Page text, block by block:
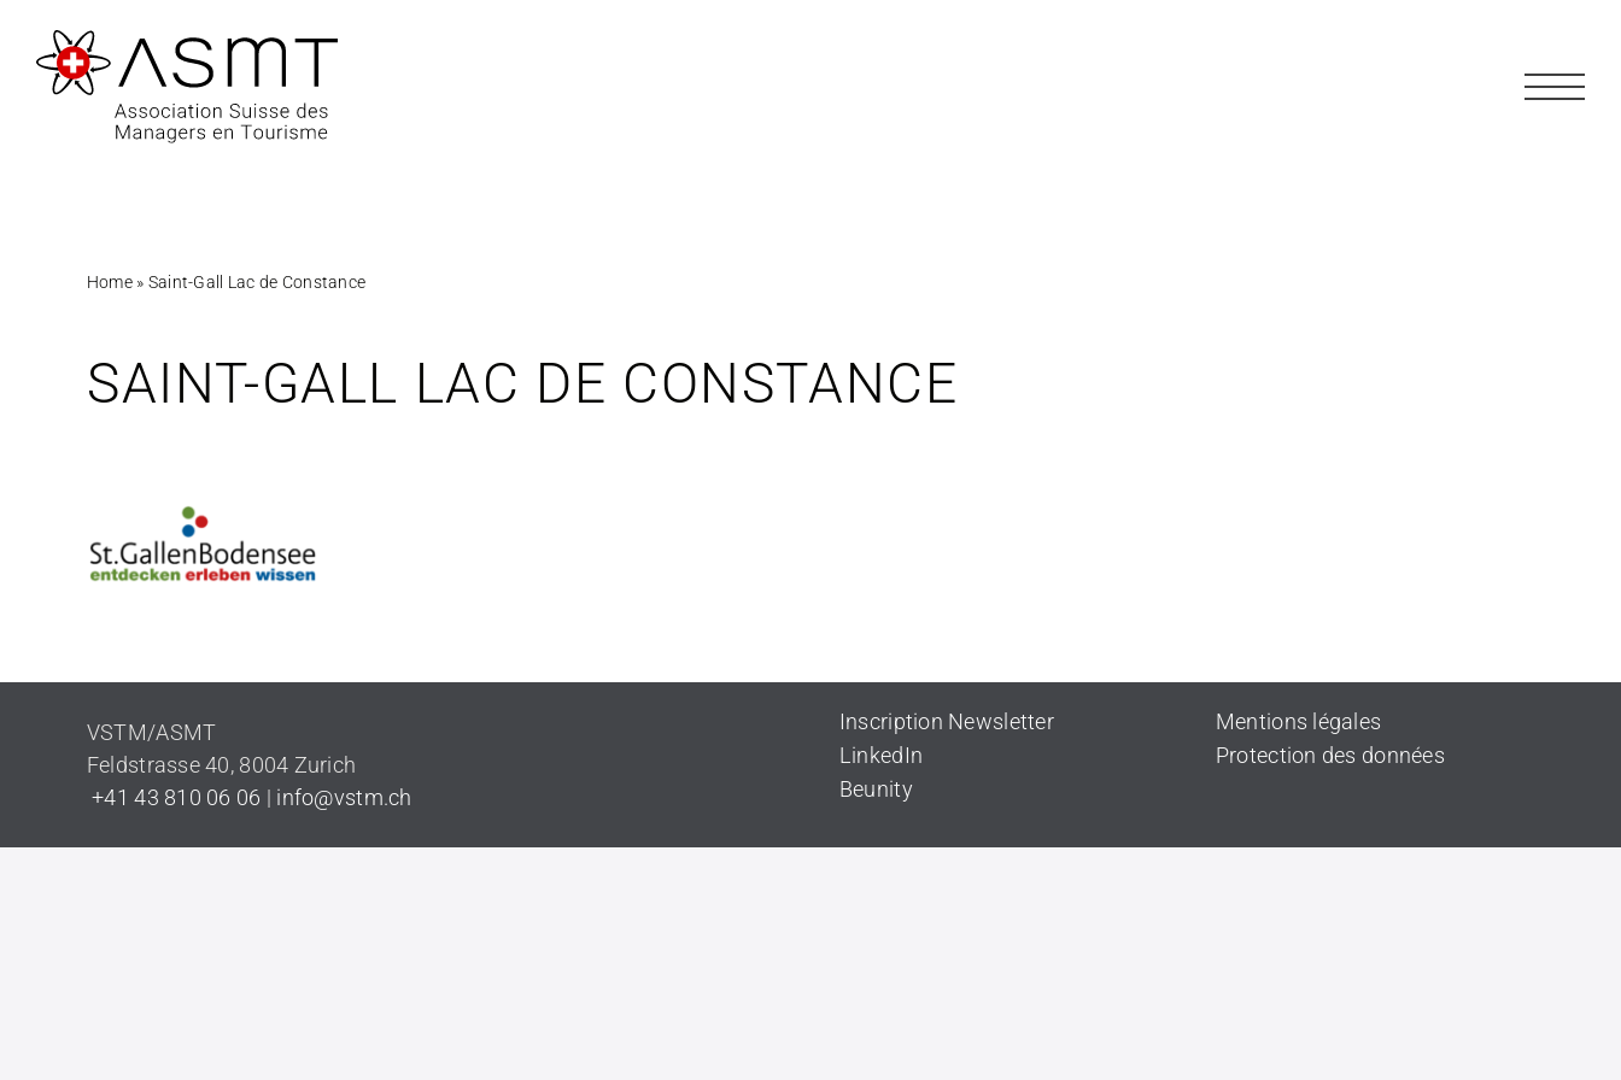
contenu
Home » Saint-Gall Lac de Constance
SAINT-GALL LAC DE CONSTANCE
VSTM/ASMT
Feldstrasse 40, 8004 Zurich
+41 43 810 06 06 | info@vstm.ch
Inscription Newsletter
LinkedIn
Beunity
Mentions légales
Protection des données